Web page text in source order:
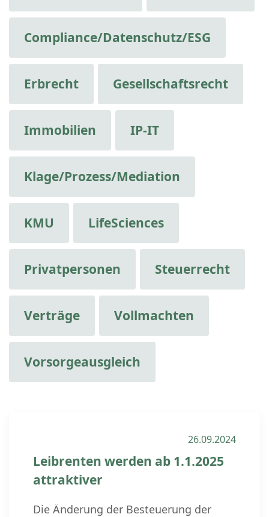
Compliance/Datenschutz/ESG
Erbrecht Gesellschaftsrecht
Immobilien IP-IT
Klage/Prozess/Mediation
KMU LifeSciences
Privatpersonen Steuerrecht
Verträge Vollmachten
Vorsorgeausgleich
26.09.2024
Leibrenten werden ab 1.1.2025
attraktiver
Die Änderung der Besteuerung der